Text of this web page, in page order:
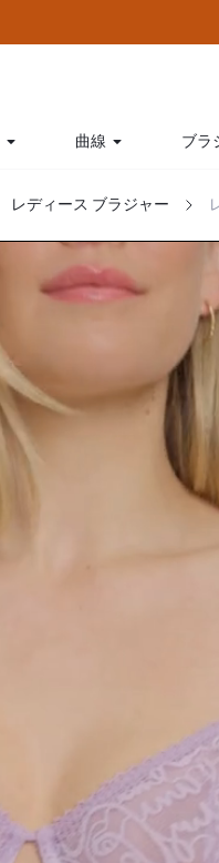
曲線 ブラ
レディース ブラジャー